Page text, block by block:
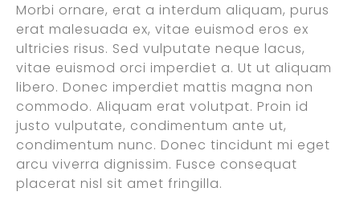
Morbi ornare, erat a interdum aliquam, purus
erat malesuada ex, vitae euismod eros ex
ultricies risus. Sed vulputate neque lacus,
vitae euismod orci imperdiet a. Ut ut aliquam
libero. Donec imperdiet mattis magna non
commodo. Aliquam erat volutpat. Proin id
justo vulputate, condimentum ante ut,
condimentum nunc. Donec tincidunt mi eget
arcu viverra dignissim. Fusce consequat
placerat nisl sit amet fringilla.